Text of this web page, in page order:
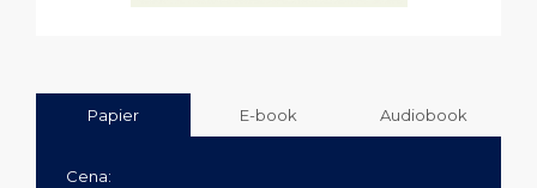
Papier E-book Audiobook
Cena: